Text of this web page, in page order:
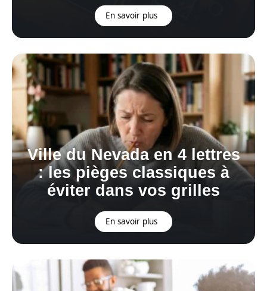
En savoir plus
Ville du Nevada en 4 lettres
: les pièges classiques à
éviter dans vos grilles
En savoir plus